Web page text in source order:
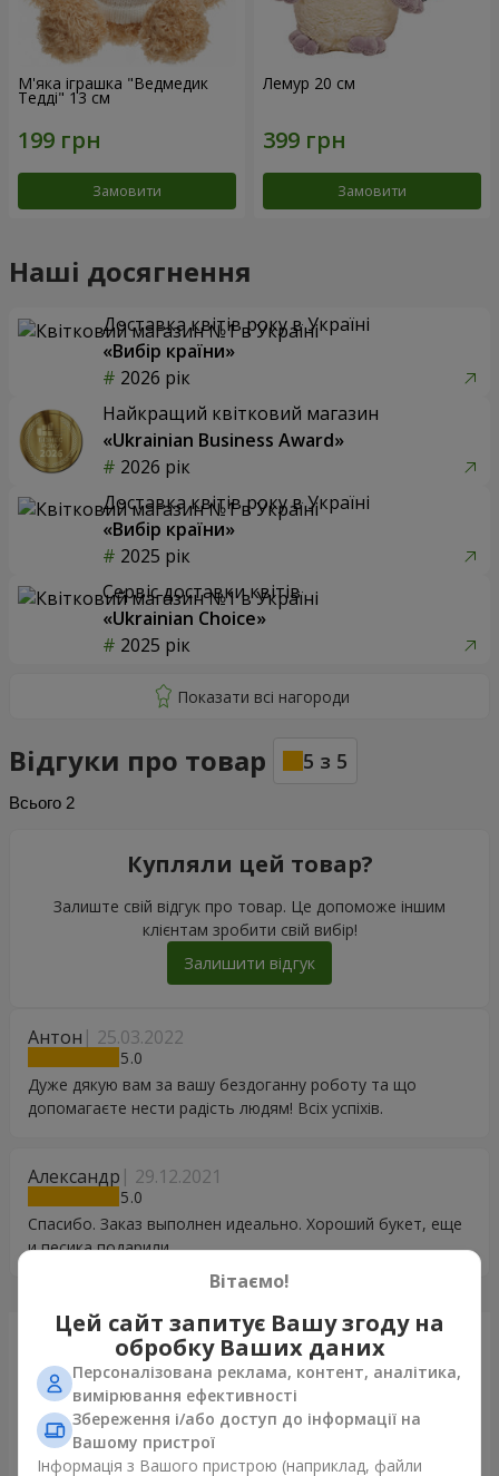
М'яка іграшка "Ведмедик
Тедді" 13 см
Замовити
Лемур 20 см
Замовити
Наші досягнення
Доставка квітів року в Україні
«Вибір країни»
2026 рік
Найкращий квітковий магазин
«Ukrainian Business Award»
2026 рік
Доставка квітів року в Україні
«Вибір країни»
2025 рік
Сервіс доставки квітів
«Ukrainian Choice»
2025 рік
Відгуки про товар 5 з 5
Всього 2
Антон 25.03.2022
5
Дуже дякую вам за вашу бездоганну роботу та що
допомагаєте нести радість людям! Всіх успіхів.
Александр 29.12.2021
5
Спасибо. Заказ выполнен идеально. Хороший букет, еще
и песика подарили
Купляли цей товар?
Залиште свій відгук про товар. Це допоможе іншим
клієнтам зробити свій вибір!
Залишити відгук
Щойно доставили
Вітаємо!
Цей сайт запитує Вашу згоду на
обробку Ваших даних
Персоналізована реклама, контент, аналітика,
вимірювання ефективності
Збереження і/або доступ до інформації на
Вашому пристрої
Інформація з Вашого пристрою (наприклад, файли